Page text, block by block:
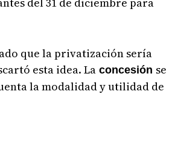
que la privatización sería
esta idea. Laconcesión se
la modalidad y utilidad de